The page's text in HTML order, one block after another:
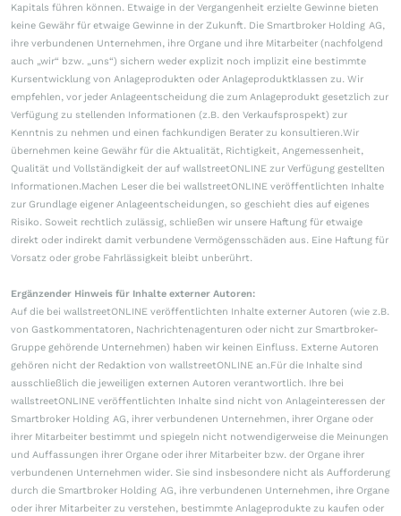
Kapitals führen können. Etwaige in der Vergangenheit erzielte Gewinne bieten
keine Gewähr für etwaige Gewinne in der Zukunft. Die Smartbroker Holding AG,
ihre verbundenen Unternehmen, ihre Organe und ihre Mitarbeiter (nachfolgend
auch „wir“ bzw. „uns“) sichern weder explizit noch implizit eine bestimmte
Kursentwicklung von Anlageprodukten oder Anlageproduktklassen zu. Wir
empfehlen, vor jeder Anlageentscheidung die zum Anlageprodukt gesetzlich zur
Verfügung zu stellenden Informationen (z.B. den Verkaufsprospekt) zur
Kenntnis zu nehmen und einen fachkundigen Berater zu konsultieren.Wir
übernehmen keine Gewähr für die Aktualität, Richtigkeit, Angemessenheit,
Qualität und Vollständigkeit der auf wallstreetONLINE zur Verfügung gestellten
Informationen.Machen Leser die bei wallstreetONLINE veröffentlichten Inhalte
zur Grundlage eigener Anlageentscheidungen, so geschieht dies auf eigenes
Risiko. Soweit rechtlich zulässig, schließen wir unsere Haftung für etwaige
direkt oder indirekt damit verbundene Vermögensschäden aus. Eine Haftung für
Vorsatz oder grobe Fahrlässigkeit bleibt unberührt.
Ergänzender Hinweis für Inhalte externer Autoren:
Auf die bei wallstreetONLINE veröffentlichten Inhalte externer Autoren (wie z.B.
von Gastkommentatoren, Nachrichtenagenturen oder nicht zur Smartbroker-
Gruppe gehörende Unternehmen) haben wir keinen Einfluss. Externe Autoren
gehören nicht der Redaktion von wallstreetONLINE an.Für die Inhalte sind
ausschließlich die jeweiligen externen Autoren verantwortlich. Ihre bei
wallstreetONLINE veröffentlichten Inhalte sind nicht von Anlageinteressen der
Smartbroker Holding AG, ihrer verbundenen Unternehmen, ihrer Organe oder
ihrer Mitarbeiter bestimmt und spiegeln nicht notwendigerweise die Meinungen
und Auffassungen ihrer Organe oder ihrer Mitarbeiter bzw. der Organe ihrer
verbundenen Unternehmen wider. Sie sind insbesondere nicht als Aufforderung
durch die Smartbroker Holding AG, ihre verbundenen Unternehmen, ihre Organe
oder ihrer Mitarbeiter zu verstehen, bestimmte Anlageprodukte zu kaufen oder